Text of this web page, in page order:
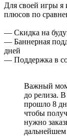
Для своей игры я
плюсов по
— Скидка на
— Баннерная
дней
— Поддержка в
Важный
до релиза.
прошло 8
чтобы
нужно
дальнейшем